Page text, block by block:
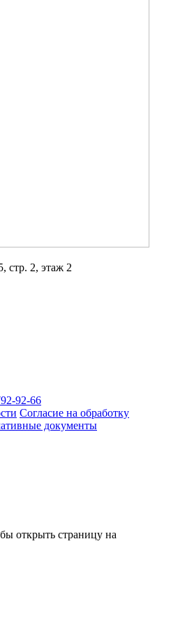
стр. 2, этаж 2
92-66
Согласие на обработку
документы
открыть страницу на